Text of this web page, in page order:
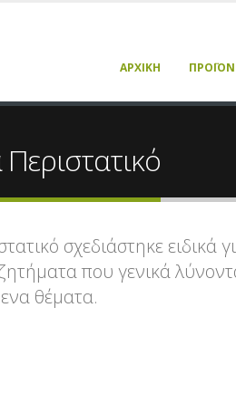
ΑΡΧΙΚΉ
σχεδιάστηκε ειδικά
που γενικά
θέματα.